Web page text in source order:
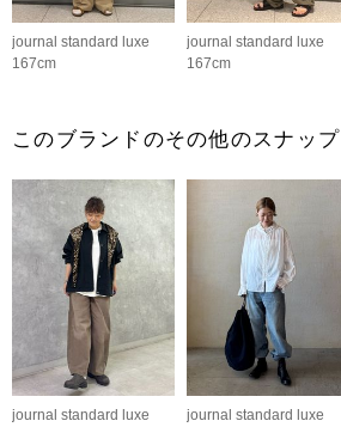
journal standard luxe
167cm
journal standard luxe
167cm
このブランドのその他のスナップ
journal standard luxe
journal standard luxe